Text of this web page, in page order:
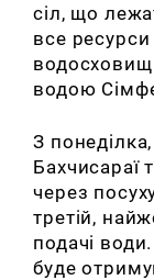
сіл, що
все ресурси
водосховищ
водою
З
Бахчисараї
через
третій,
подачі
буде